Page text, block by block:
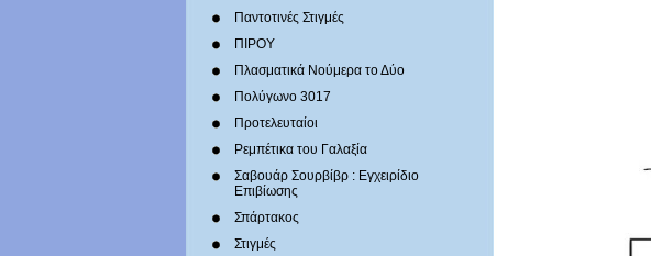
Παντοτινές Στιγμές
ΠΙΡΟΥ
Πλασματικά Νούμερα το Δύο
Πολύγωνο 3017
Προτελευταίοι
Ρεμπέτικα του Γαλαξία
Σαβουάρ Σουρβίβρ : Εγχειρίδιο
Επιβίωσης
Σπάρτακος
Στιγμές